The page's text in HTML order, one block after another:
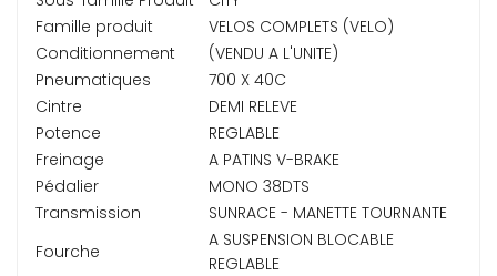
Famille produit
VELOS COMPLETS (VELO)
Conditionnement
(VENDU A L'UNITE)
Pneumatiques
700 X 40C
Cintre
DEMI RELEVE
Potence
REGLABLE
Freinage
A PATINS V-BRAKE
Pédalier
MONO 38DTS
Transmission
SUNRACE - MANETTE TOURNANTE
Fourche
A SUSPENSION BLOCABLE
REGLABLE